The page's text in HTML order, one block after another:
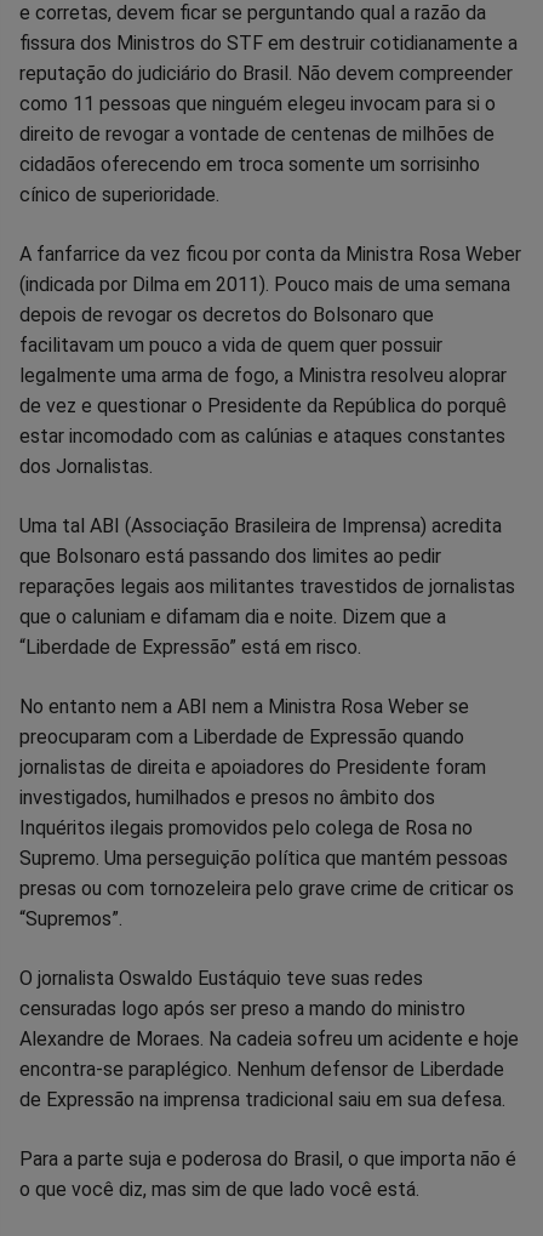
e corretas, devem ficar se perguntando qual a razão da
fissura dos Ministros do STF em destruir cotidianamente a
reputação do judiciário do Brasil. Não devem compreender
como 11 pessoas que ninguém elegeu invocam para si o
direito de revogar a vontade de centenas de milhões de
cidadãos oferecendo em troca somente um sorrisinho
cínico de superioridade.
A fanfarrice da vez ficou por conta da Ministra Rosa Weber
(indicada por Dilma em 2011). Pouco mais de uma semana
depois de revogar os decretos do Bolsonaro que
facilitavam um pouco a vida de quem quer possuir
legalmente uma arma de fogo, a Ministra resolveu aloprar
de vez e questionar o Presidente da República do porquê
estar incomodado com as calúnias e ataques constantes
dos Jornalistas.
Uma tal ABI (Associação Brasileira de Imprensa) acredita
que Bolsonaro está passando dos limites ao pedir
reparações legais aos militantes travestidos de jornalistas
que o caluniam e difamam dia e noite. Dizem que a
“Liberdade de Expressão” está em risco.
No entanto nem a ABI nem a Ministra Rosa Weber se
preocuparam com a Liberdade de Expressão quando
jornalistas de direita e apoiadores do Presidente foram
investigados, humilhados e presos no âmbito dos
Inquéritos ilegais promovidos pelo colega de Rosa no
Supremo. Uma perseguição política que mantém pessoas
presas ou com tornozeleira pelo grave crime de criticar os
“Supremos”.
O jornalista Oswaldo Eustáquio teve suas redes
censuradas logo após ser preso a mando do ministro
Alexandre de Moraes. Na cadeia sofreu um acidente e hoje
encontra-se paraplégico. Nenhum defensor de Liberdade
de Expressão na imprensa tradicional saiu em sua defesa.
Para a parte suja e poderosa do Brasil, o que importa não é
o que você diz, mas sim de que lado você está.